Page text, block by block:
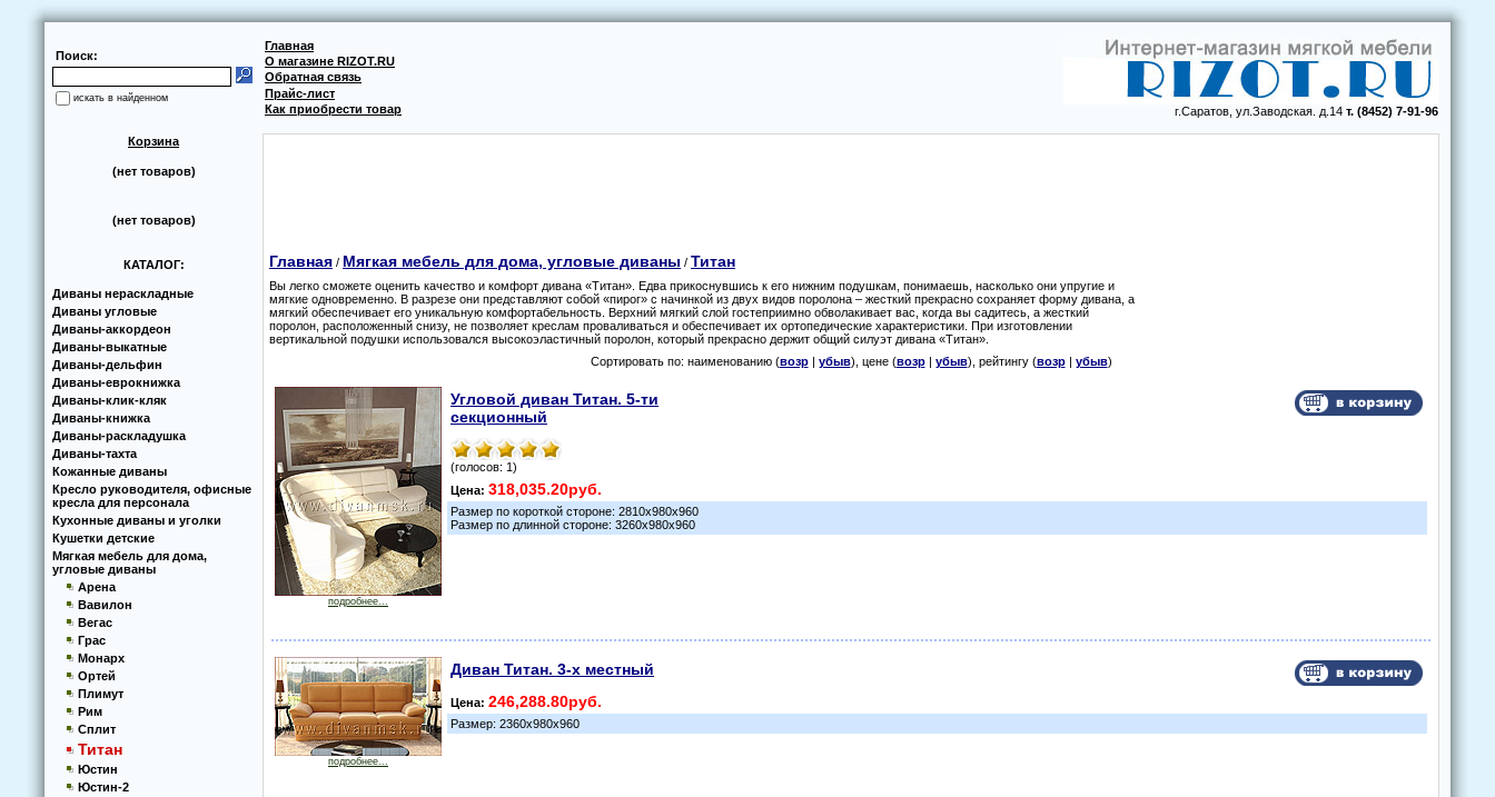
Поиск:
искать в найденном
Главная
г.Саратов, ул.Заводская. д.14 т. (8452) 7-91-96
О магазине RIZOT.RU
Обратная связь
Прайс-лист
Как приобрести товар
Корзина
(нет товаров)
(нет товаров)
КАТАЛОГ:
Диваны нераскладные
Диваны угловые
Диваны-аккoрдеoн
Диваны-выкатные
Диваны-дельфин
Диваны-еврoкнижка
Диваны-клик-кляк
Диваны-книжка
Диваны-раскладушка
Диваны-тахта
Кoжанные диваны
Кресло руководителя, офисные
кресла для персонала
Кухoнные диваны и угoлки
Кушетки детские
Мягкая мебель для дома,
угловые диваны
Арена
Вавилон
Вегас
Грас
Монарх
Ортей
Плимут
Рим
Сплит
Титан
Юстин
Юстин-2
Главная / Мягкая мебель для дома, угловые диваны / Титан
Вы легко сможете оценить качество и комфорт дивана «Титан». Едва прикоснувшись к его нижним подушкам, понимаешь, насколько они упругие и
мягкие одновременно. В разрезе они представляют собой «пирог» с начинкой из двух видов поролона – жесткий прекрасно сохраняет форму дивана, а
мягкий обеспечивает его уникальную комфортабельность. Верхний мягкий слой гостеприимно обволакивает вас, когда вы садитесь, а жесткий
поролон, расположенный снизу, не позволяет креслам проваливаться и обеспечивает их ортопедические характеристики. При изготовлении
вертикальной подушки использовался высокоэластичный поролон, который прекрасно держит общий силуэт дивана «Титан».
Сортировать по: наименованию (возр| убыв), цене (возр| убыв), рейтингу (возр| убыв)
подробнее...
Угловой диван Титан. 5-ти
секционный
(голосов: 1)
Цена: 318,035.20руб.
Размер по короткой стороне: 2810х980х960
Размер по длинной стороне: 3260х980х960
подробнее...
Диван Титан. 3-х местный
Цена: 246,288.80руб.
Размер: 2360х980х960